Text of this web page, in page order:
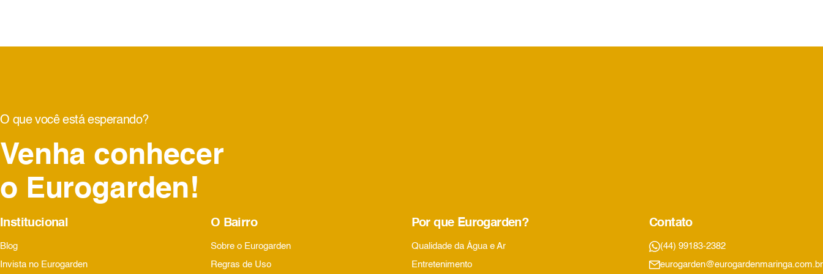
O que você está esperando?
Venha conhecer
o Eurogarden!
Institucional
Blog
Invista no Eurogarden
O Bairro
Sobre o Eurogarden
Regras de Uso
Por que Eurogarden?
Qualidade da Água e Ar
Entretenimento
Contato
(44) 99183-2382
eurogarden@eurogardenmaringa.com.br